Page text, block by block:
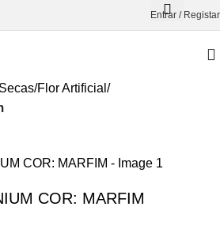
Entrar / Registar
Flor Artificial
COR: MARFIM